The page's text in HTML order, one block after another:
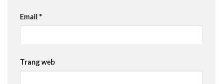
Email *
Trang web